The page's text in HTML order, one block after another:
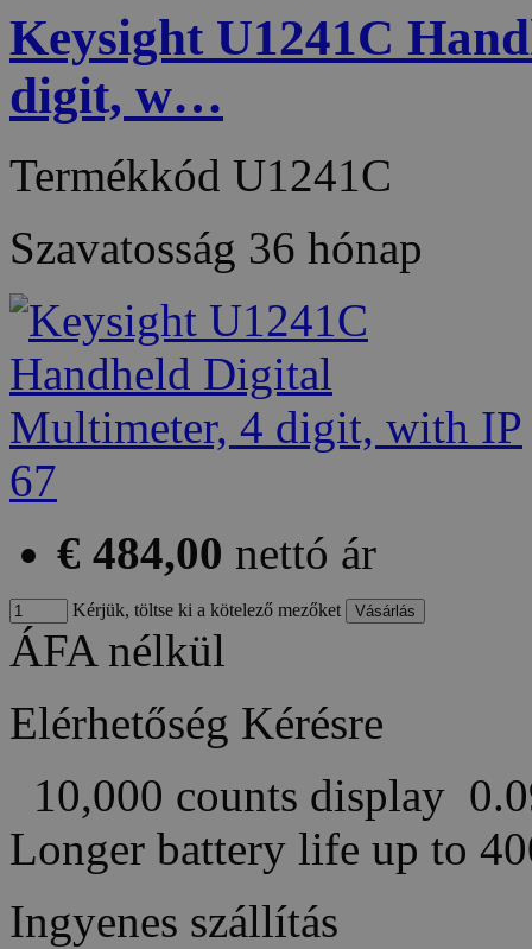
Keysight U1241C
digit, w…
Termékkód U1241C
Szavatosság 36 hónap
€ 484,00 nettó ár
Kérjük, töltse ki a kötelező mezőket
ÁFA nélkül
Elérhetőség Kérésre
10,000 counts display
Longer battery life up to
Ingyenes szállítás